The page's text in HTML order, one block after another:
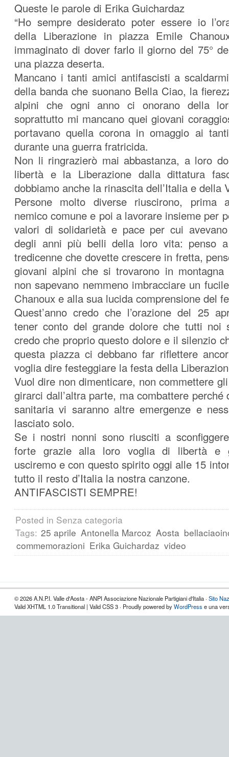
Queste le parole di Erika Guichardaz
“Ho sempre desiderato poter essere io
della Liberazione in piazza Emile
immaginato di dover farlo il giorno del 75°
una piazza deserta.
Mancano i tanti amici antifascisti a
della banda che suonano Bella Ciao, la
alpini che ogni anno ci onorano della
soprattutto mi mancano quei giovani
portavano quella corona in omaggio ai
durante una guerra fratricida.
Non li ringrazierò mai abbastanza, a loro
libertà e la Liberazione dalla dittatura
dobbiamo anche la rinascita dell’Italia e della
Persone molto diverse riuscirono, prima
nemico comune e poi a lavorare insieme per
valori di solidarietà e pace per cui
degli anni più belli della loro vita: penso
tredicenne che dovette crescere in fretta,
giovani alpini che si trovarono in montagna
non sapevano nemmeno imbracciare un
Chanoux e alla sua lucida comprensione del
Quest’anno credo che l’orazione del 25
tener conto del grande dolore che tutti noi
credo che proprio questo dolore e il silenzio
questa piazza ci debbano far riflettere
voglia dire festeggiare la festa della
Vuol dire non dimenticare, non commettere
girarci dall’altra parte, ma combattere perché
sanitaria vi saranno altre emergenze e
lasciato solo.
Se i nostri nonni sono riusciti a
forte grazie alla loro voglia di libertà e
usciremo e con questo spirito oggi alle 15
tutto il resto d’Italia la nostra canzone.
ANTIFASCISTI SEMPRE!
Posted in Senza categoria
Tags: 25 aprile Antonella Marcoz Aosta
commemorazioni Erika Guichardaz video
© 2026 A.N.P.I. Valle d'Aosta - ANPI Associazione Nazionale Partigiani d'Italia · Sito
Valid XHTML 1.0 Transitional | Valid CSS 3 · Proudly powered byWordPress e una